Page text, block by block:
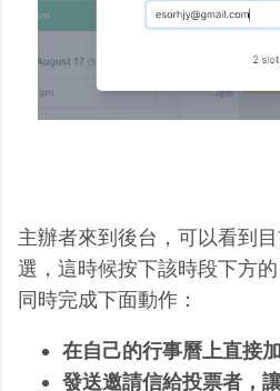
主辦者來到後台，可以看到
選，這時候按下該時段下方
同時完成下面動作：
在自己的行事曆上直接加
發送邀請信給投票者，